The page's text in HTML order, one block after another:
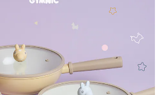
）。
査を通過すれば、最高額がNT$10,000にな
合、その金額に基づいて年利20%の遅延滞
利用者は、事前に法定代理人または後見人
いただけます。
疑問がある、または関連する法律の権利を
テクションズcs_tw@netprotections.co.jp